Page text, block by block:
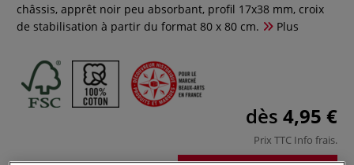
châssis, apprêt noir peu absorbant, profil 17x38 mm, croix
de stabilisation à partir du format 80 x 80 cm.
Plus
dès 4,95 €
Prix TTC Info frais.